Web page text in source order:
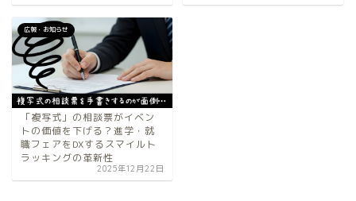
広報・お知らせ
「複写式」の相談票がイベン
トの価値を下げる？進学・就
職フェアをDXするスマイルト
ラッキングの革新性
2025年12月22日